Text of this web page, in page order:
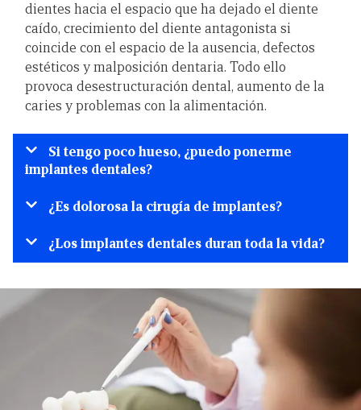
dientes hacia el espacio que ha dejado el diente
caído, crecimiento del diente antagonista si
coincide con el espacio de la ausencia, defectos
estéticos y malposición dentaria. Todo ello
provoca desestructuración dental, aumento de la
caries y problemas con la alimentación.
Si tengo poco hueso, ¿puedo ponerme
implantes dentales?
¿Es dolorosa la cirugía de implantes?
¿Los implantes dentales duran toda la vida?